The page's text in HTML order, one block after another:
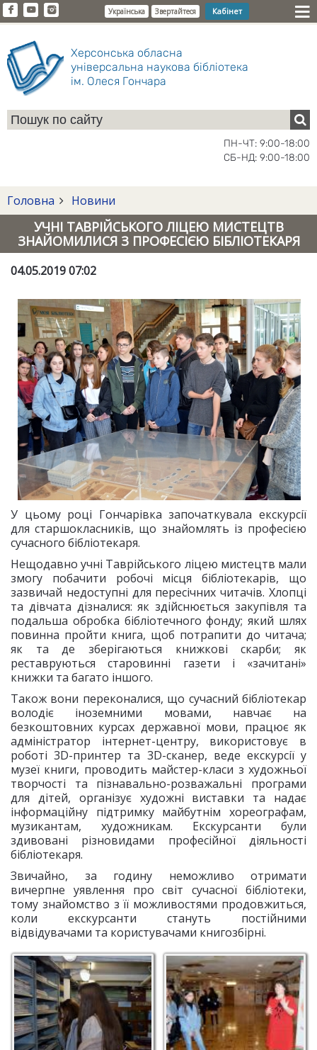
Українська Звертайтеся Кабінет
Херсонська обласна
універсальна наукова бібліотека
ім. Олеся Гончара
ПН-ЧТ: 9:00-18:00
СБ-НД: 9:00-18:00
Головна Новини
УЧНІ ТАВРІЙСЬКОГО ЛІЦЕЮ МИСТЕЦТВ
ЗНАЙОМИЛИСЯ З ПРОФЕСІЄЮ БІБЛІОТЕКАРЯ
04.05.2019 07:02
У цьому році Гончарівка започаткувала екскурсії
для старшокласників, що знайомлять із професією
сучасного бібліотекаря.
Нещодавно учні Таврійського ліцею мистецтв мали
змогу побачити робочі місця бібліотекарів, що
зазвичай недоступні для пересічних читачів. Хлопці
та дівчата дізналися: як здійснюється закупівля та
подальша обробка бібліотечного фонду; який шлях
повинна пройти книга, щоб потрапити до читача;
як та де зберігаються книжкові скарби; як
реставруються старовинні газети і «зачитані»
книжки та багато іншого.
Також вони переконалися, що сучасний бібліотекар
володіє іноземними мовами, навчає на
безкоштовних курсах державної мови, працює як
адміністратор інтернет-центру, використовує в
роботі 3D-принтер та 3D-сканер, веде екскурсії у
музеї книги, проводить майстер-класи з художньої
творчості та пізнавально-розважальні програми
для дітей, організує художні виставки та надає
інформаційну підтримку майбутнім хореографам,
музикантам, художникам. Екскурсанти були
здивовані різновидами професійної діяльності
бібліотекаря.
Звичайно, за годину неможливо отримати
вичерпне уявлення про світ сучасної бібліотеки,
тому знайомство з її можливостями продовжиться,
коли екскурсанти стануть постійними
відвідувачами та користувачами книгозбірні.